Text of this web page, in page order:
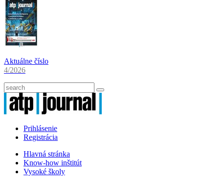
Aktuálne číslo
4/2026
Prihlásenie
Registrácia
Hlavná stránka
Know-how inštitút
Vysoké školy